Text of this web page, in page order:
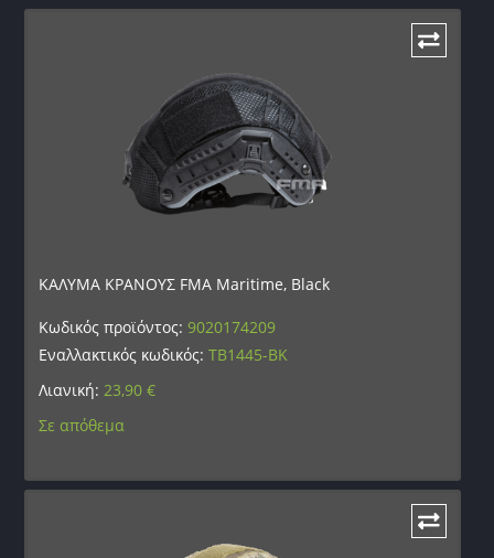
ΚΑΛΥΜΑ ΚΡΑΝΟΥΣ FMA Maritime, Black
Κωδικός προϊόντος:9020174209
Εναλλακτικός κωδικός:TB1445-BK
Λιανική:23,90€
Σε απόθεμα